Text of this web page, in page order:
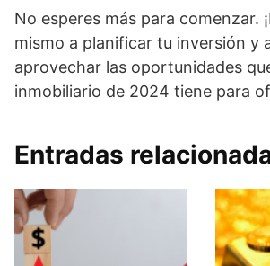
No esperes más para comenzar.
mismo a planificar tu inversión y
aprovechar las oportunidades
inmobiliario de 2024 tiene para
Entradas